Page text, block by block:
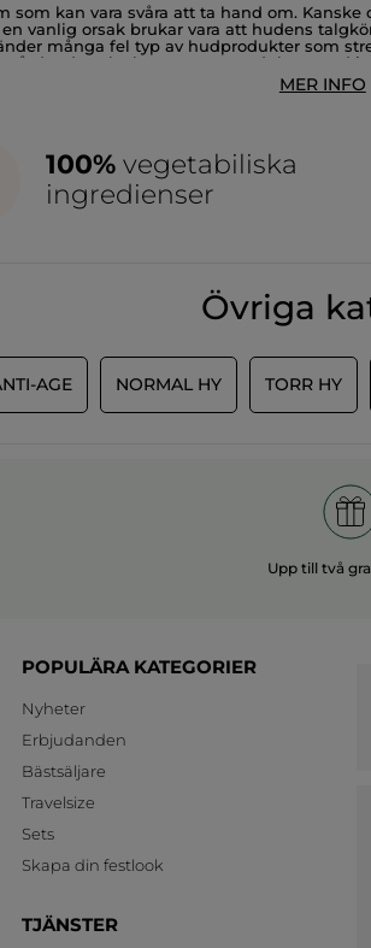
som kan vara svåra att ta hand om.
vanlig orsak brukar vara att hudens
många fel typ av hudprodukter som
vårdande och skonsamma produkter
hudtyper även näring och fukt. Något
alternativ för mindre irritation och bättre
MER INFO
100% vegetabiliska
ingredienser
Övriga
AGE NORMAL HY TORR HY
Upp till två
POPULÄRA KATEGORIER
Nyheter
Erbjudanden
Bästsäljare
Travelsize
Sets
Skapa din festlook
TJÄNSTER